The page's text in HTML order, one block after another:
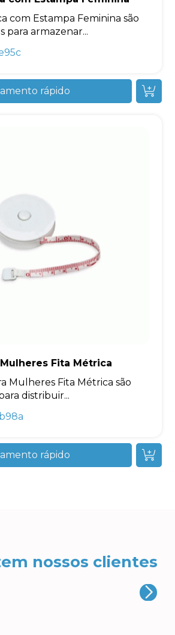
com Estampa Feminina são
para armazenar...
rápido
Fita Métrica
Mulheres Fita Métrica são
distribuir...
rápido
nossos clientes